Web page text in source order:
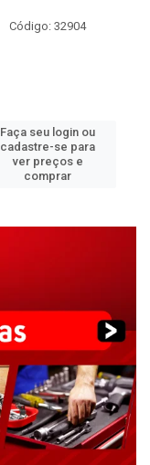
Código: 32904
Faça seu login ou
cadastre-se para
ver preços e
comprar